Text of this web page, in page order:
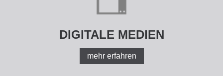
DIGITALE MEDIEN
mehr erfahren